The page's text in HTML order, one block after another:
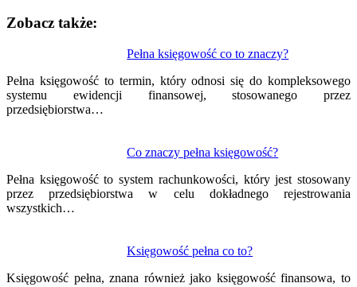
Zobacz także:
Pełna księgowość co to znaczy?
Pełna księgowość to termin, który odnosi się do kompleksowego
systemu ewidencji finansowej, stosowanego przez
przedsiębiorstwa…
Co znaczy pełna księgowość?
Pełna księgowość to system rachunkowości, który jest stosowany
przez przedsiębiorstwa w celu dokładnego rejestrowania
wszystkich…
Księgowość pełna co to?
Księgowość pełna, znana również jako księgowość finansowa, to
wpisu